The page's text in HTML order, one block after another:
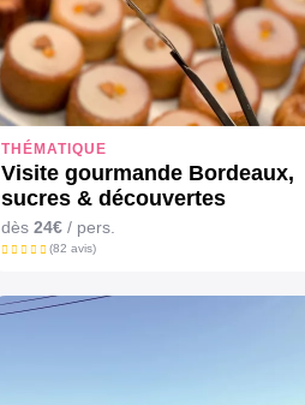
THÉMATIQUE
Visite gourmande Bordeaux,
sucres & découvertes
dès 24€ / pers.
(82 avis)